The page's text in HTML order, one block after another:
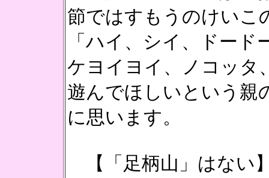
節ではすもうのけいこ
「ハイ、シイ、ドー
ケヨイヨイ、ノコッタ
遊んでほしいという親
に思います。
【「足柄山」はない